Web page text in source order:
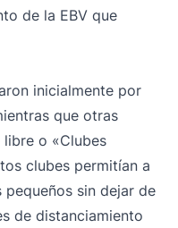
de la EBV que
inicialmente por
que otras
o «Clubes
clubes permitían a
sin dejar de
de distanciamiento